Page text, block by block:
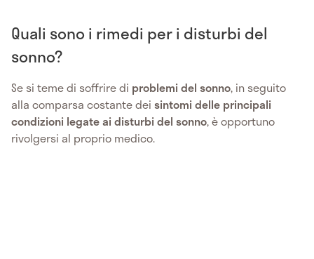
Quali sono i rimedi per i disturbi del
sonno?
Se si teme di soffrire di problemi del sonno, in seguito
alla comparsa costante dei sintomi delle principali
condizioni legate ai disturbi del sonno, è opportuno
rivolgersi al proprio medico.